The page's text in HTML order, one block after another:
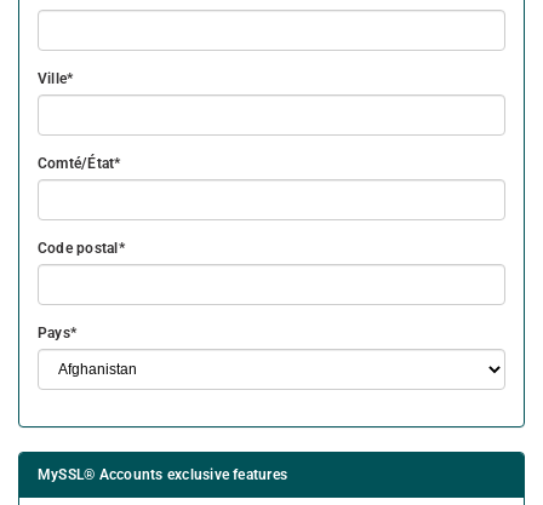
Ville
Comté/État
Code postal
Pays
MySSL® Accounts exclusive features